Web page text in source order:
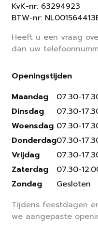
KvK-nr: 63294923
BTW-nr:
Heeft u een vraag
dan uw
Openingstijden
Maandag
Dinsdag
Woensdag
Donderdag
Vrijdag
Zaterdag
Zondag
07.30-
07.30-
07.30-
07.30-
07.30-
07.30-
Gesloten
Tijdens feestdagen
we aangepaste